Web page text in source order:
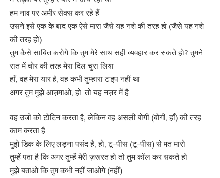
हम नाव पर अमीर सेक्स कर रहे हैं
उसने इसे एक के बाद एक ऐसे मारा जैसे यह नशे की तरह हो (जैसे यह नशे
की तरह हो)
तुम कैसे साबित करोगे कि तुम मेरे साथ सही व्यवहार कर सकते हो? तुमने
रात में चोर की तरह मेरा दिल चुरा लिया
हाँ, वह मेरा यार है, वह कभी तुम्हारा टाइप नहीं था
अगर तुम मुझे आज़माओ, हो, तो यह नज़र में है
वह उजी को टोटिन करता है, लेकिन वह असली बोगी (बोगी, हाँ) की तरह
काम करता है
मुझे डिक के लिए लड़ना पसंद है, हो, टू-पीस (टू-पीस) से मत मारो
तुम्हें पता है कि अगर तुम्हें मेरी ज़रूरत हो तो तुम कॉल कर सकते हो
मुझे बताओ कि तुम कभी नहीं जाओगे (नहीं)